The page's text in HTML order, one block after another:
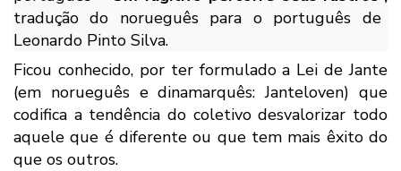
tradução do norueguês para o português de
Leonardo Pinto Silva.
Ficou conhecido, por ter formulado a Lei de Jante
(em norueguêsedinamarquês:Janteloven) que
codifica a tendência do coletivo desvalorizar todo
aquele que é diferente ou que tem mais êxito do
que os outros.